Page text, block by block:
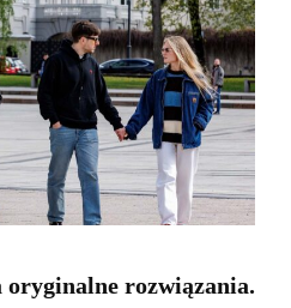
rozwiązania.